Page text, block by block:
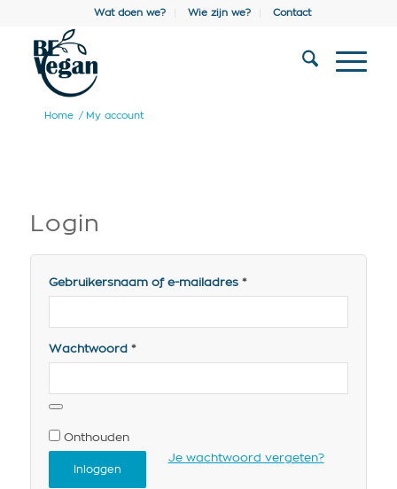
Wat doen we? Wie zijn we? Contact
Home / My account
Login
Gebruikersnaam of e-mailadres *
Wachtwoord *
Onthouden
Inloggen
Je wachtwoord vergeten?